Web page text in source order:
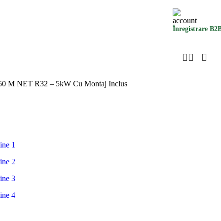
Înregistrare
M NET R32 – 5kW Cu Montaj Inclus